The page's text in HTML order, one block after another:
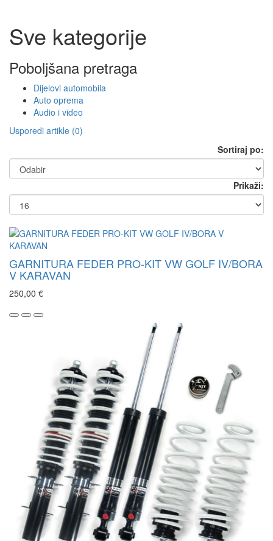
Sve kategorije
Poboljšana pretraga
Dijelovi automobila
Auto oprema
Audio i video
Usporedi artikle (0)
Sortiraj po:
Prikaži:
GARNITURA FEDER PRO-KIT VW GOLF IV/BORA
V KARAVAN
250,00 €